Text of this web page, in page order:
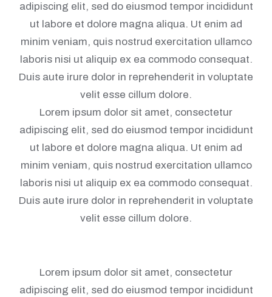
adipiscing elit, sed do eiusmod tempor incididunt
ut labore et dolore magna aliqua. Ut enim ad
minim veniam, quis nostrud exercitation ullamco
laboris nisi ut aliquip ex ea commodo consequat.
Duis aute irure dolor in reprehenderit in voluptate
velit esse cillum dolore.
Lorem ipsum dolor sit amet, consectetur
adipiscing elit, sed do eiusmod tempor incididunt
ut labore et dolore magna aliqua. Ut enim ad
minim veniam, quis nostrud exercitation ullamco
laboris nisi ut aliquip ex ea commodo consequat.
Duis aute irure dolor in reprehenderit in voluptate
velit esse cillum dolore.
Lorem ipsum dolor sit amet, consectetur
adipiscing elit, sed do eiusmod tempor incididunt